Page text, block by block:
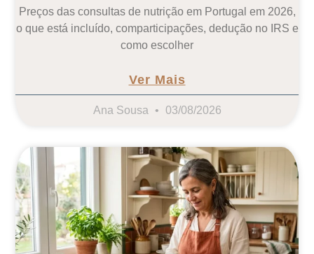
Preços das consultas de nutrição em Portugal em 2026,
o que está incluído, comparticipações, dedução no IRS e
como escolher
Ver Mais
Ana Sousa 03/08/2026